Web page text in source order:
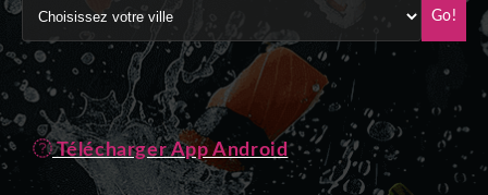
Go!
Télécharger App Android